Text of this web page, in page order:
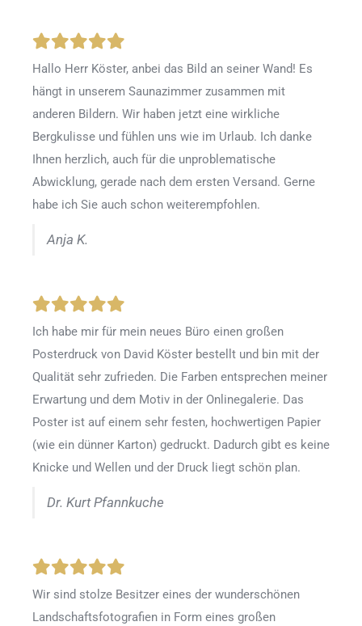
Hallo Herr Köster, anbei das Bild an seiner Wand! Es
hängt in unserem Saunazimmer zusammen mit
anderen Bildern. Wir haben jetzt eine wirkliche
Bergkulisse und fühlen uns wie im Urlaub. Ich danke
Ihnen herzlich, auch für die unproblematische
Abwicklung, gerade nach dem ersten Versand. Gerne
habe ich Sie auch schon weiterempfohlen.
Anja K.
Ich habe mir für mein neues Büro einen großen
Posterdruck von David Köster bestellt und bin mit der
Qualität sehr zufrieden. Die Farben entsprechen meiner
Erwartung und dem Motiv in der Onlinegalerie. Das
Poster ist auf einem sehr festen, hochwertigen Papier
(wie ein dünner Karton) gedruckt. Dadurch gibt es keine
Knicke und Wellen und der Druck liegt schön plan.
Dr. Kurt Pfannkuche
Wir sind stolze Besitzer eines der wunderschönen
Landschaftsfotografien in Form eines großen